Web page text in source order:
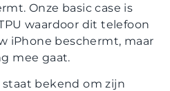
Onze basic case is
waardoor dit telefoon
iPhone beschermt, maar
mee gaat.
staat bekend om zijn